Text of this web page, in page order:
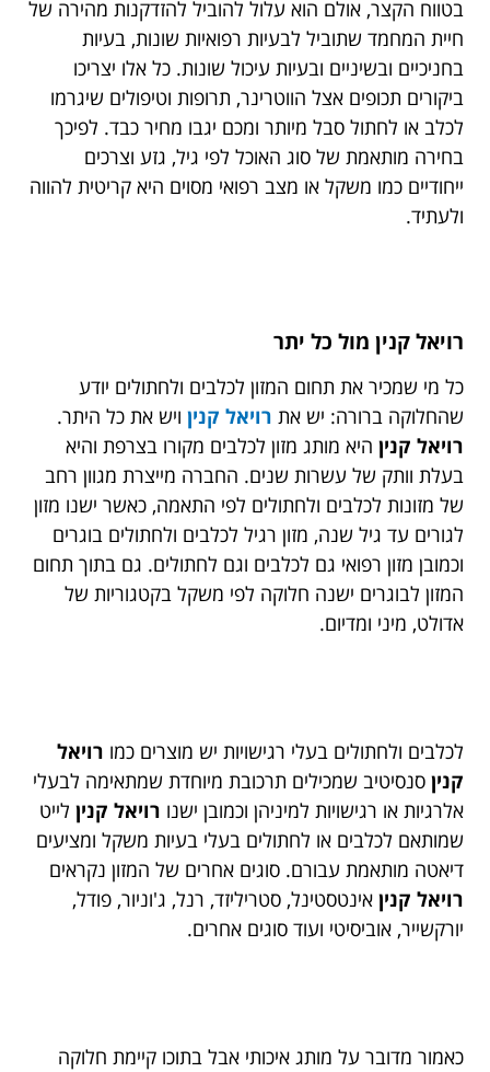
בטווח הקצר, אולם הוא עלול להוביל להזדקנות מהירה של
חיית המחמד שתוביל לבעיות רפואיות שונות, בעיות
בחניכיים ובשיניים ובעיות עיכול שונות. כל אלו יצריכו
ביקורים תכופים אצל הווטרינר, תרופות וטיפולים שיגרמו
לכלב או לחתול סבל מיותר ומכם יגבו מחיר כבד. לפיכך
בחירה מותאמת של סוג האוכל לפי גיל, גזע וצרכים
ייחודיים כמו משקל או מצב רפואי מסוים היא קריטית להווה
ולעתיד.
רויאל קנין מול כל יתר
כל מי שמכיר את תחום המזון לכלבים ולחתולים יודע
שהחלוקה ברורה: יש את רויאל קנין ויש את כל היתר.
רויאל קנין היא מותג מזון לכלבים מקורו בצרפת והיא
בעלת וותק של עשרות שנים. החברה מייצרת מגוון רחב
של מזונות לכלבים ולחתולים לפי התאמה, כאשר ישנו מזון
לגורים עד גיל שנה, מזון רגיל לכלבים ולחתולים בוגרים
וכמובן מזון רפואי גם לכלבים וגם לחתולים. גם בתוך תחום
המזון לבוגרים ישנה חלוקה לפי משקל בקטגוריות של
אדולט, מיני ומדיום.
לכלבים ולחתולים בעלי רגישויות יש מוצרים כמו רויאל
קנין סנסיטיב שמכילים תרכובת מיוחדת שמתאימה לבעלי
אלרגיות או רגישויות למיניהן וכמובן ישנו רויאל קנין לייט
שמותאם לכלבים או לחתולים בעלי בעיות משקל ומציעים
דיאטה מותאמת עבורם. סוגים אחרים של המזון נקראים
רויאל קנין אינטסטינל, סטריליזד, רנל, ג'וניור, פודל,
יורקשייר, אוביסיטי ועוד סוגים אחרים.
כאמור מדובר על מותג איכותי אבל בתוכו קיימת חלוקה